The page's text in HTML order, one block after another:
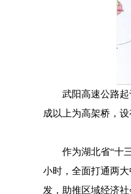
武阳高速公路
成以上为高架桥，
作为湖北省“十
小时，全面打通两
发，助推区域经济